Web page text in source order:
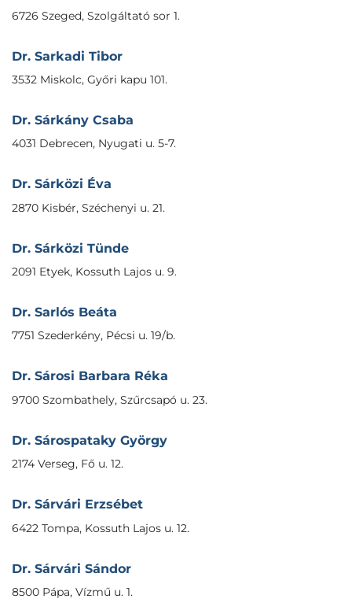
6726 Szeged, Szolgáltató sor 1.
Dr. Sarkadi Tibor
3532 Miskolc, Győri kapu 101.
Dr. Sárkány Csaba
4031 Debrecen, Nyugati u. 5-7.
Dr. Sárközi Éva
2870 Kisbér, Széchenyi u. 21.
Dr. Sárközi Tünde
2091 Etyek, Kossuth Lajos u. 9.
Dr. Sarlós Beáta
7751 Szederkény, Pécsi u. 19/b.
Dr. Sárosi Barbara Réka
9700 Szombathely, Szűrcsapó u. 23.
Dr. Sárospataky György
2174 Verseg, Fő u. 12.
Dr. Sárvári Erzsébet
6422 Tompa, Kossuth Lajos u. 12.
Dr. Sárvári Sándor
8500 Pápa, Vízmű u. 1.